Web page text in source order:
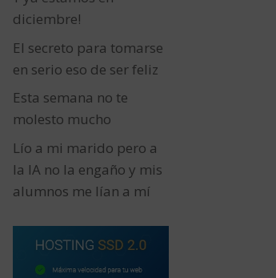
diciembre!
El secreto para tomarse
en serio eso de ser feliz
Esta semana no te
molesto mucho
Lío a mi marido pero a
la IA no la engaño y mis
alumnos me lían a mí